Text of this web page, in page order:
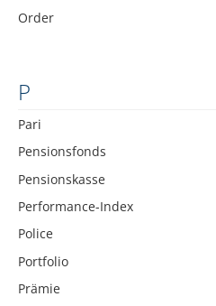
Order
P
Pari
Pensionsfonds
Pensionskasse
Performance-Index
Police
Portfolio
Prämie